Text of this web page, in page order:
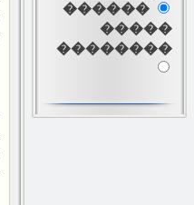
������
�����
��������